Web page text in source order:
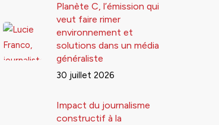
Planète C, l’émission qui
veut faire rimer
environnement et
solutions dans un média
généraliste
30 juillet 2026
Impact du journalisme
constructif à la